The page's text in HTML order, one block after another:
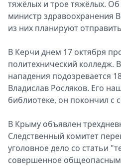
тяжёлых и трое тяжёлых.
министр здравоохранения
из них планируют
В Керчи днем 17 октября
политехнический колледж.
нападения подозревается
Владислав Росляков. Его
библиотеке, он покончил с
В Крыму объявлен
Следственный комитет
уголовное дело со статьи
совершенное